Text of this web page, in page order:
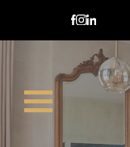
certificat